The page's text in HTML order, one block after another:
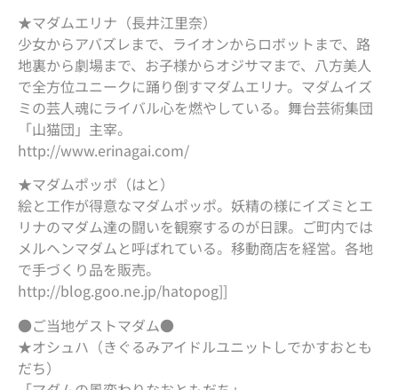
★マダムエリナ（長井江里奈）
少女からアバズレまで、ライオンからロボットまで、路
地裏から劇場まで、お子様からオジサマまで、八方美人
で全方位ユニークに踊り倒すマダムエリナ。マダムイズ
ミの芸人魂にライバル心を燃やしている。舞台芸術集団
「山猫団」主宰。
http://www.erinagai.com/
★マダムポッポ（はと）
絵と工作が得意なマダムポッポ。妖精の様にイズミとエ
リナのマダム達の闘いを観察するのが日課。ご町内では
メルヘンマダムと呼ばれている。移動商店を経営。各地
で手づくり品を販売。
http://blog.goo.ne.jp/hatopog]]
●ご当地ゲストマダム●
★オシュハ（きぐるみアイドルユニットしでかすおとも
だち）